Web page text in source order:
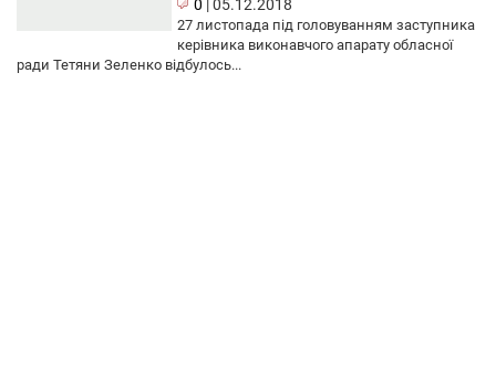
0 |05.12.2018
27 листопада під головуванням заступника
керівника виконавчого апарату обласної
ради Тетяни Зеленко відбулось...